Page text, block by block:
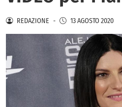
REDAZIONE - 13 AGOSTO 2020